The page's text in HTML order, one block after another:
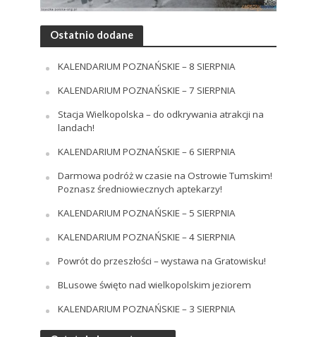
Ostatnio dodane
KALENDARIUM POZNAŃSKIE – 8 SIERPNIA
KALENDARIUM POZNAŃSKIE – 7 SIERPNIA
Stacja Wielkopolska – do odkrywania atrakcji na
landach!
KALENDARIUM POZNAŃSKIE – 6 SIERPNIA
Darmowa podróż w czasie na Ostrowie Tumskim!
Poznasz średniowiecznych aptekarzy!
KALENDARIUM POZNAŃSKIE – 5 SIERPNIA
KALENDARIUM POZNAŃSKIE – 4 SIERPNIA
Powrót do przeszłości – wystawa na Gratowisku!
BLusowe święto nad wielkopolskim jeziorem
KALENDARIUM POZNAŃSKIE – 3 SIERPNIA